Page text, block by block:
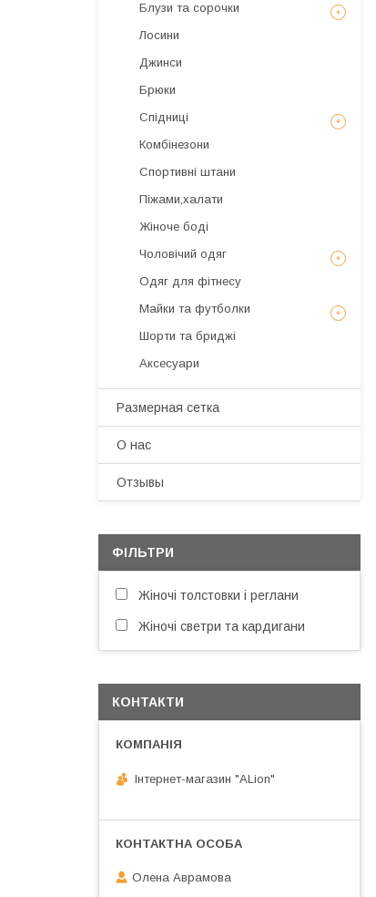
Блузи та сорочки
Лосини
Джинси
Брюки
Спідниці
Комбінезони
Спортивні штани
Піжами,халати
Жіноче боді
Чоловічий одяг
Одяг для фітнесу
Майки та футболки
Шорти та бриджі
Аксесуари
Размерная сетка
О нас
Отзывы
ФІЛЬТРИ
Жіночі толстовки і реглани
Жіночі светри та кардигани
КОНТАКТИ
Інтернет-магазин "ALіon"
Олена Аврамова